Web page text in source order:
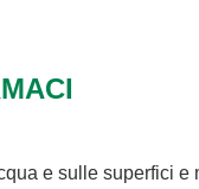
e sulle superfici e